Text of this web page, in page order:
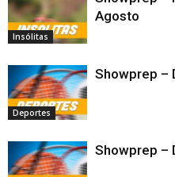
Insólitas
Deportes
Showprep
Showprep